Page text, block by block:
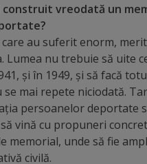
construit vreodată un
au suferit enorm,
Lumea nu trebuie să uite
și în 1949, și să facă
se mai repete niciodată.
persoanelor deportate
vină cu propuneri
memorial, unde să fie
civilă.